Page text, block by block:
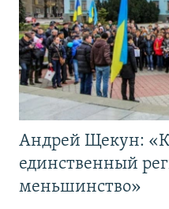
Андрей Щекун:
единственный
меньшинство»